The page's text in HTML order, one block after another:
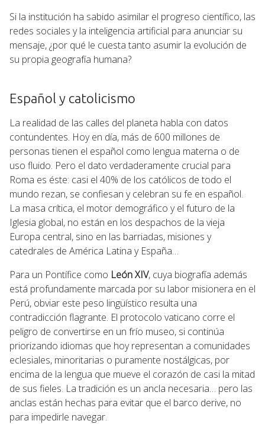
Si la institución ha sabido asimilar el progreso científico, las
redes sociales y la inteligencia artificial para anunciar su
mensaje, ¿por qué le cuesta tanto asumir la evolución de
su propia geografía humana?
Español y catolicismo
La realidad de las calles del planeta habla con datos
contundentes. Hoy en día, más de 600 millones de
personas tienen el español como lengua materna o de
uso fluido. Pero el dato verdaderamente crucial para
Roma es éste: casi el 40% de los católicos de todo el
mundo rezan, se confiesan y celebran su fe en español.
La masa crítica, el motor demográfico y el futuro de la
Iglesia global, no están en los despachos de la vieja
Europa central, sino en las barriadas, misiones y
catedrales de América Latina y España…
Para un Pontífice como León XIV, cuya biografía además
está profundamente marcada por su labor misionera en el
Perú, obviar este peso lingüístico resulta una
contradicción flagrante. El protocolo vaticano corre el
peligro de convertirse en un frío museo, si continúa
priorizando idiomas que hoy representan a comunidades
eclesiales, minoritarias o puramente nostálgicas, por
encima de la lengua que mueve el corazón de casi la mitad
de sus fieles. La tradición es un ancla necesaria… pero las
anclas están hechas para evitar que el barco derive, no
para impedirle navegar.